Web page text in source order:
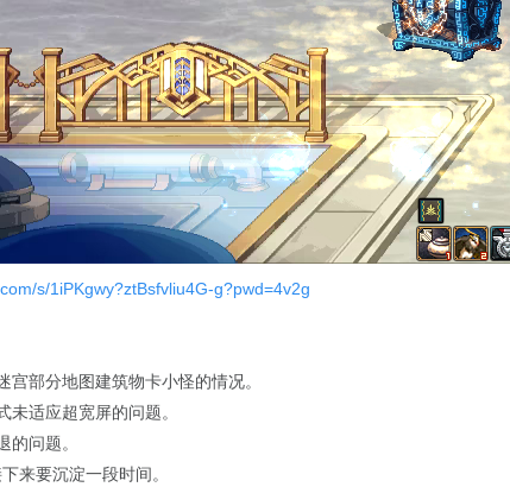
s/1iPKgwy?ztBsfvliu4G-g?pwd=4v2g
宫部分地图建筑物卡小怪的情况。
未适应超宽屏的问题。
的问题。
来要沉淀一段时间。